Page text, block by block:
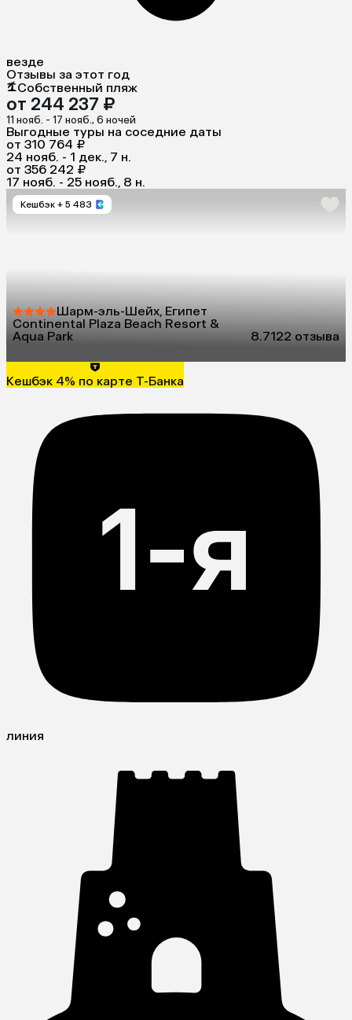
везде
Отзывы за этот год
Собственный пляж
от 244 237 ₽
11 нояб. - 17 нояб., 6 ночей
Выгодные туры на соседние даты
от 310 764 ₽
24 нояб. - 1 дек., 7 н.
от 356 242 ₽
17 нояб. - 25 нояб., 8 н.
Кешбэк + 5 483
Шарм-эль-Шейх, Египет
Continental Plaza Beach Resort &
Aqua Park
8.7122 отзыва
Кешбэк 4% по карте Т-Банка
линия